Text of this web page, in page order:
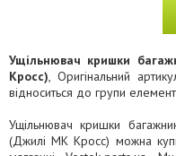
Ущільнювач кришки
Кросс), Оригінальний
відноситься до групи
Ущільнювач кришки
(Джилі МК Кросс) можна